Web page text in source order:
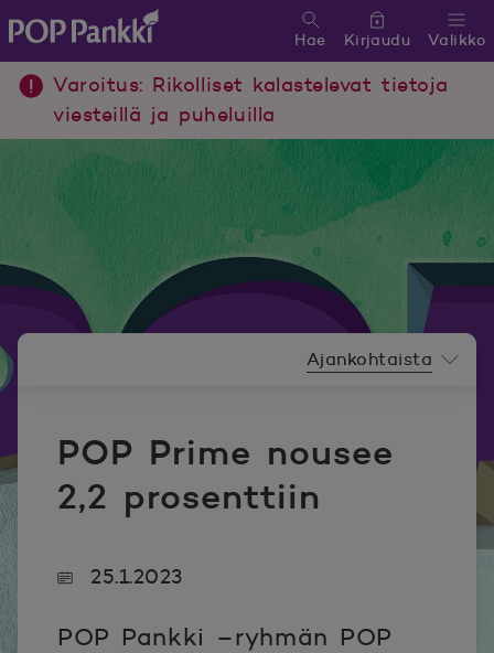
POP Pankki, etusivulle
Valikko
Hae Kirjaudu
Varoitus: Rikolliset kalastelevat tietoja
viesteillä ja puheluilla
POP Prime nousee
2,2 prosenttiin
Ajankohtaista
25.1.2023
POP Pankki –ryhmän POP